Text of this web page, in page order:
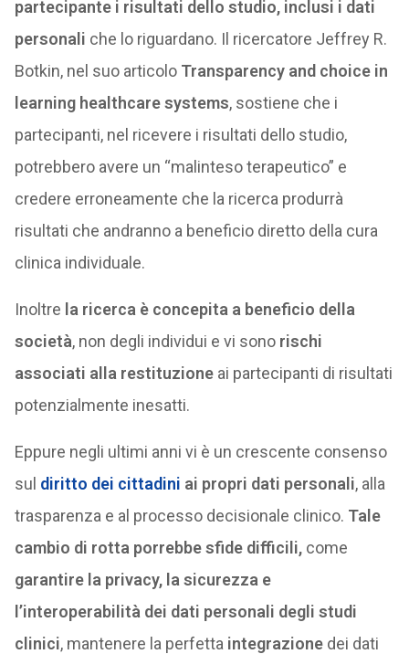
partecipante i risultati dello studio, inclusi i dati
personali che lo riguardano. Il ricercatore Jeffrey R.
Botkin, nel suo articolo Transparency and choice in
learning healthcare systems, sostiene che i
partecipanti, nel ricevere i risultati dello studio,
potrebbero avere un “malinteso terapeutico” e
credere erroneamente che la ricerca produrrà
risultati che andranno a beneficio diretto della cura
clinica individuale.
Inoltre la ricerca è concepita a beneficio della
società, non degli individui e vi sono rischi
associati alla restituzioneai partecipanti di risultati
potenzialmente inesatti.
Eppure negli ultimi anni vi è un crescente consenso
sul diritto dei cittadini ai propri dati personali, alla
trasparenza e al processo decisionale clinico. Tale
cambio di rotta porrebbe sfide difficili,come
garantire la privacy, la sicurezza e
l’interoperabilità dei dati personali degli studi
clinici, mantenere la perfetta integrazionedei dati